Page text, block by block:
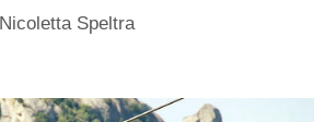
Nicoletta Speltra